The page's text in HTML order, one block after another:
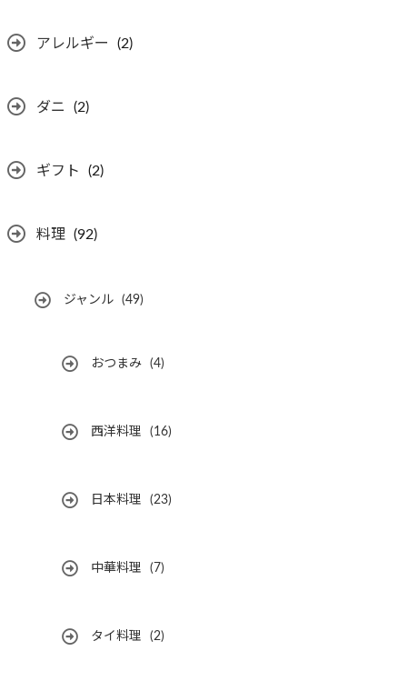
アレルギー (2)
ダニ (2)
ギフト (2)
料理 (92)
ジャンル (49)
おつまみ (4)
西洋料理 (16)
日本料理 (23)
中華料理 (7)
タイ料理 (2)